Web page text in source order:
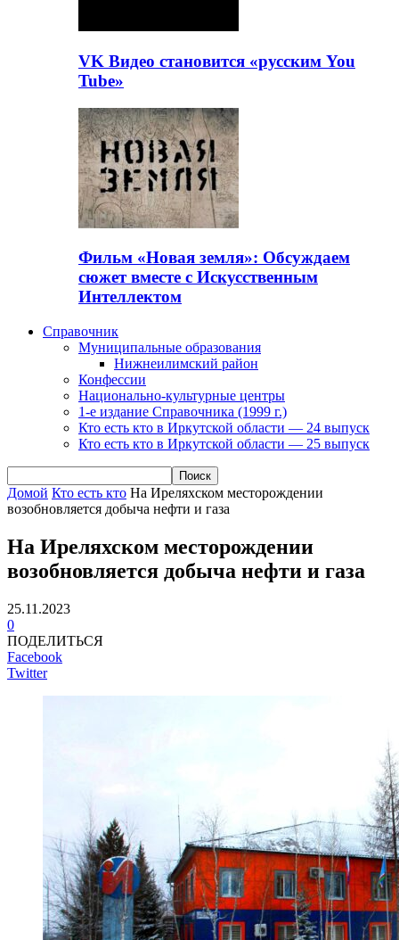
VK Видео становится «русским You
Tube»
Фильм «Новая земля»: Обсуждаем
сюжет вместе с Искусственным
Интеллектом
Справочник
Муниципальные образования
Нижнеилимский район
Конфессии
Национально-культурные центры
1-е издание Справочника (1999 г.)
Кто есть кто в Иркутской области — 24 выпуск
Кто есть кто в Иркутской области — 25 выпуск
Домой Кто есть кто На Иреляхском месторождении
возобновляется добыча нефти и газа
На Иреляхском месторождении
возобновляется добыча нефти и газа
25.11.2023
0
ПОДЕЛИТЬСЯ
Facebook
Twitter